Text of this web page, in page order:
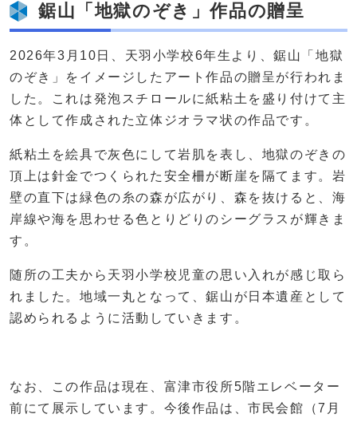
鋸山「地獄のぞき」作品の贈呈
2026年3月10日、天羽小学校6年生より、鋸山「地獄
のぞき」をイメージしたアート作品の贈呈が行われま
した。これは発泡スチロールに紙粘土を盛り付けて主
体として作成された立体ジオラマ状の作品です。
紙粘土を絵具で灰色にして岩肌を表し、地獄のぞきの
頂上は針金でつくられた安全柵が断崖を隔てます。岩
壁の直下は緑色の糸の森が広がり、森を抜けると、海
岸線や海を思わせる色とりどりのシーグラスが輝きま
す。
随所の工夫から天羽小学校児童の思い入れが感じ取ら
れました。地域一丸となって、鋸山が日本遺産として
認められるように活動していきます。
なお、この作品は現在、富津市役所5階エレベーター
前にて展示しています。今後作品は、市民会館（7月